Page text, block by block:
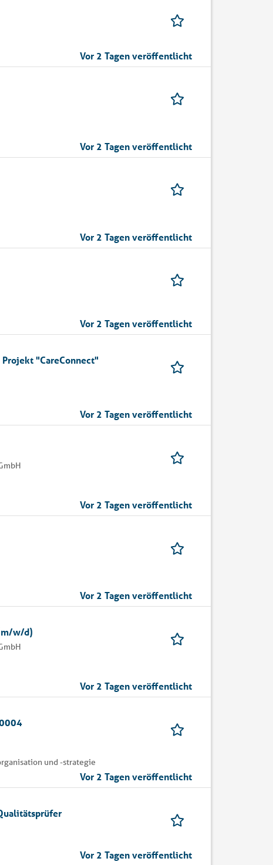
Vor 2 Tagen veröffentlicht
Vor 2 Tagen veröffentlicht
Vor 2 Tagen veröffentlicht
Vor 2 Tagen veröffentlicht
"CareConnect"
Vor 2 Tagen veröffentlicht
Vor 2 Tagen veröffentlicht
Vor 2 Tagen veröffentlicht
w/d)
Vor 2 Tagen veröffentlicht
und -strategie
Vor 2 Tagen veröffentlicht
Vor 2 Tagen veröffentlicht